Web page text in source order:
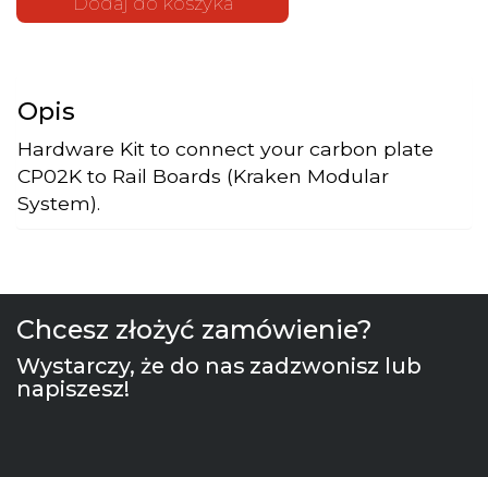
Rail Board
Opis
Hardware Kit to connect your carbon plate
CP02K to Rail Boards (Kraken Modular
System).
Chcesz złożyć zamówienie?
Wystarczy, że do nas zadzwonisz lub
napiszesz!